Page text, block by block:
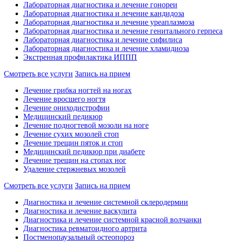
Лабораторная диагностика и лечение гонореи
Лабораторная диагностика и лечение кандидоза
Лабораторная диагностика и лечение уреаплазмоза
Лабораторная диагностика и лечение генитального герпеса
Лабораторная диагностика и лечение сифилиса
Лабораторная диагностика и лечение хламидиоза
Экстренная профилактика ИППП
Смотреть все услуги Запись на прием
Лечение грибка ногтей на ногах
Лечение вросшего ногтя
Лечение ониходистрофии
Медицинский педикюр
Лечение подногтевой мозоли на ноге
Лечение сухих мозолей стоп
Лечение трещин пяток и стоп
Медицинский педикюр при диабете
Лечение трещин на стопах ног
Удаление стержневых мозолей
Смотреть все услуги Запись на прием
Диагностика и лечение системной склеродермии
Диагностика и лечение васкулита
Диагностика и лечение системной красной волчанки
Диагностика ревматоидного артрита
Постменопаузальный остеопороз